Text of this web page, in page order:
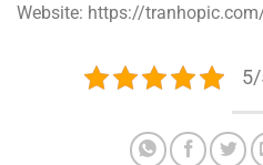
Website: https://
5/